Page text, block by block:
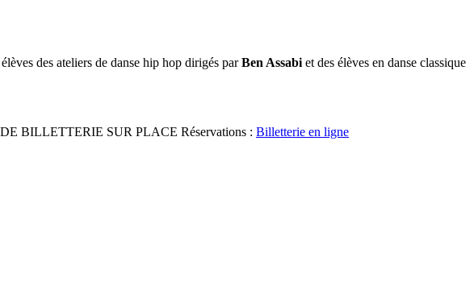
des ateliers de danse hip hop dirigés parBen Assabiet des élèves en danse classique
DE BILLETTERIE SUR PLACE Réservations : Billetterie en ligne